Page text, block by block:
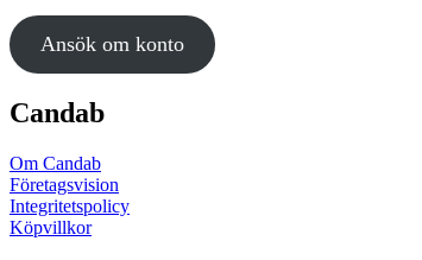
Ansök om konto
Candab
Om Candab
Företagsvision
Integritetspolicy
Köpvillkor